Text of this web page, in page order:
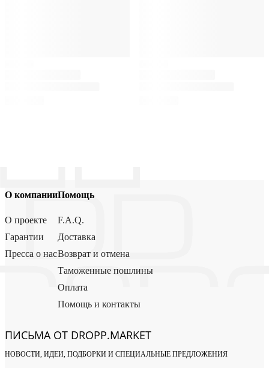
О компании
О проекте
Гарантии
Пресса о нас
Помощь
F.A.Q.
Доставка
Возврат и отмена
Таможенные пошлины
Оплата
Помощь и контакты
ПИСЬМА ОТ DROPP.MARKET
НОВОСТИ, ИДЕИ, ПОДБОРКИ И СПЕЦИАЛЬНЫЕ ПРЕДЛОЖЕНИЯ